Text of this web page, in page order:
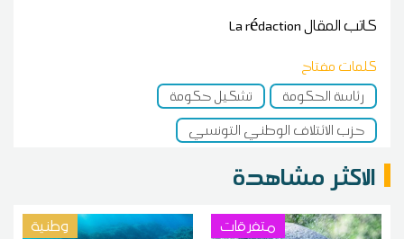
كاتب المقالLa rédaction
كلمات مفتاح
رئاسة الحكومة
تشكيل حكومة
حزب الائتلاف الوطني التونسي
الاكثر مشاهدة
متفرقات وطنية